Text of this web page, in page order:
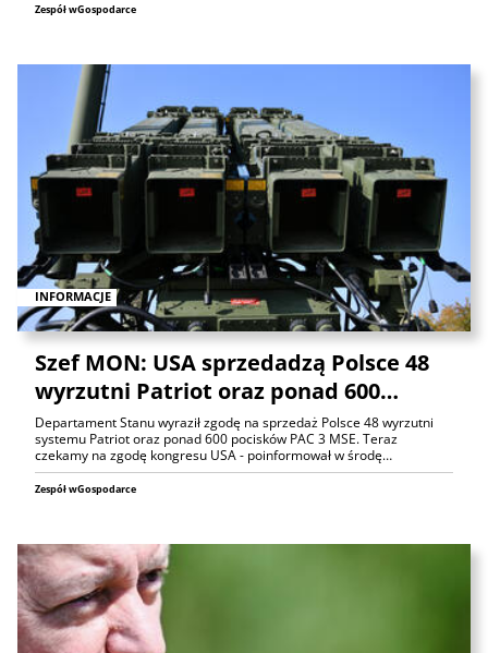
Zespół wGospodarce
INFORMACJE
Szef MON: USA sprzedadzą Polsce 48
wyrzutni Patriot oraz ponad 600…
Departament Stanu wyraził zgodę na sprzedaż Polsce 48 wyrzutni
systemu Patriot oraz ponad 600 pocisków PAC 3 MSE. Teraz
czekamy na zgodę kongresu USA - poinformował w środę…
Zespół wGospodarce